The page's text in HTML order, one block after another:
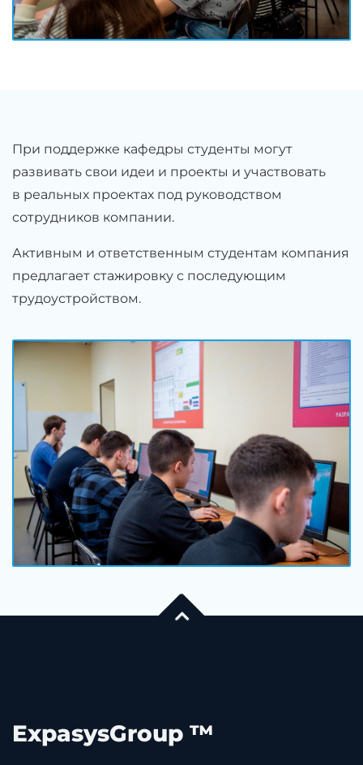
При поддержке кафедры студенты могут
развивать свои идеи и проекты и участвовать
в реальных проектах под руководством
сотрудников компании.
Активным и ответственным студентам компания
предлагает стажировку с последующим
трудоустройством.
ExpasysGroup ™